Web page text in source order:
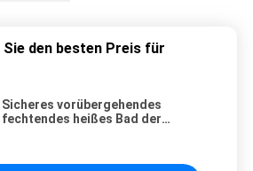
Sie den besten Preis für
Sicheres vorübergehendes
fechtendes heißes Bad der